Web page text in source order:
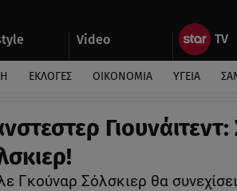
Video
ΕΚΛΟΓΕΣ ΟΙΚΟΝΟΜΙΑ ΥΓΕΙΑ
Γιουνάιτεντ:
Γκούναρ Σόλσκιερ θα